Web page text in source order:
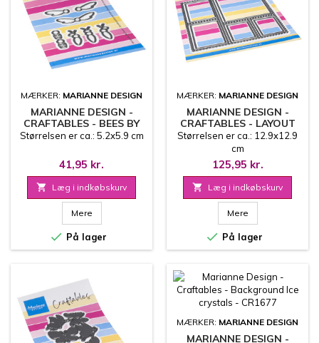
MÆRKER: MARIANNE DESIGN
MARIANNE DESIGN -
CRAFTABLES - BEES BY
MARLEEN - CR1680
Størrelsen er ca.: 5.2x5.9 cm
41,95 kr.
 Læg i indkøbskurv
Mere
 På lager
MÆRKER: MARIANNE DESIGN
MARIANNE DESIGN -
CRAFTABLES - LAYOUT
STAMP SQUARE - CR1679
Størrelsen er ca.: 12.9x12.9
cm
125,95 kr.
 Læg i indkøbskurv
Mere
 På lager
MÆRKER: MARIANNE DESIGN
MARIANNE DESIGN -